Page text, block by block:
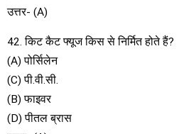
उत्तर- (A)
42. किट कैट फ्यूज किस से निर्मित होते हैं?
(A) पोर्सिलेन
(C) पी.वी.सी.
(B) फाइवर
(D) पीतल ब्रास